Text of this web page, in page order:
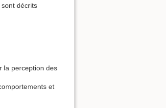
sont décrits
la perception des
et